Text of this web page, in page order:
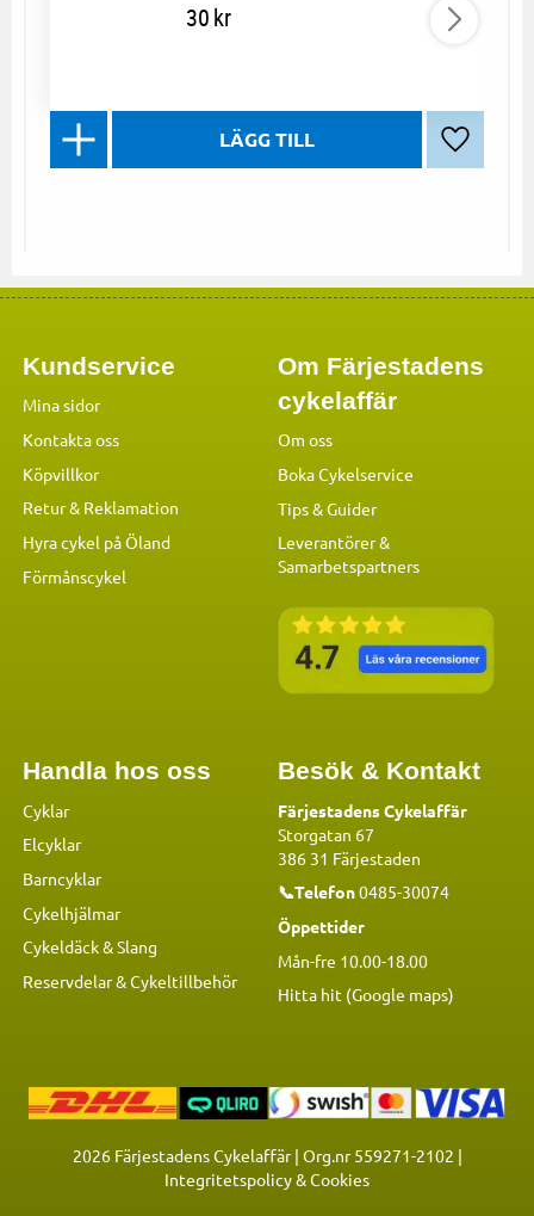
30kr
Lägg till
Kundservice
Mina sidor
Kontakta oss
Köpvillkor
Retur & Reklamation
Hyra cykel på Öland
Förmånscykel
Om Färjestadens
cykelaffär
Om oss
Boka Cykelservice
Tips & Guider
Leverantörer &
Samarbetspartners
Handla hos oss
Cyklar
Elcyklar
Barncyklar
Cykelhjälmar
Cykeldäck & Slang
Reservdelar&Cykeltillbehör
Besök & Kontakt
Färjestadens Cykelaffär
Storgatan 67
386 31 Färjestaden
📞Telefon0485-30074
Öppettider
Mån-fre 10.00-18.00
Hitta hit (Google maps)
2026Färjestadens Cykelaffär | Org.nr 559271-2102 |
Integritetspolicy & Cookies